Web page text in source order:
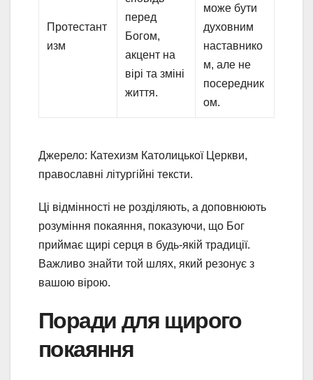
Протестант
изм
перед
Богом,
акцент на
вірі та зміні
життя.
може бути
духовним
наставнико
м, але не
посередник
ом.
Джерело: Катехизм Католицької Церкви,
православні літургійні тексти.
Ці відмінності не розділяють, а доповнюють
розуміння покаяння, показуючи, що Бог
приймає щирі серця в будь-якій традиції.
Важливо знайти той шлях, який резонує з
вашою вірою.
Поради для щирого
покаяння